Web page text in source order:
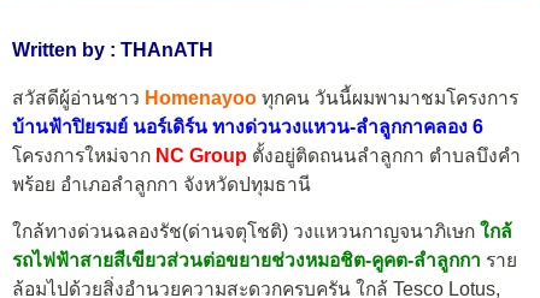
Written by : THAnATH
สวัสดีผู้อ่านชาว Homenayoo ทุกคน วันนี้ผมพามาชมโครงการ
บ้านฟ้าปิยรมย์ นอร์เดิร์น ทางด่วนวงแหวน-ลำลูกกาคลอง 6
โครงการใหม่จาก NC Group ตั้งอยู่ติดถนนลำลูกกา ตำบลบึงคำ
พร้อย อำเภอลำลูกกา จังหวัดปทุมธานี
ใกล้ทางด่วนฉลองรัช(ด่านจตุโชติ) วงแหวนกาญจนาภิเษก ใกล้
รถไฟฟ้าสายสีเขียวส่วนต่อขยายช่วงหมอชิต-คูคต-ลำลูกกา ราย
ล้อมไปด้วยสิ่งอำนวยความสะดวกครบครัน ใกล้ Tesco Lotus,